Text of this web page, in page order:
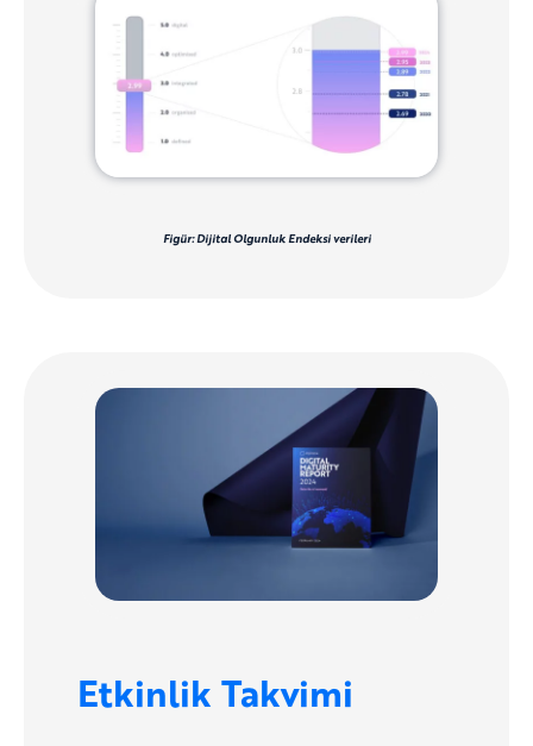
Figür: Dijital Olgunluk Endeksi verileri
Etkinlik Takvimi